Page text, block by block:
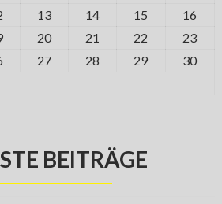
13 14 15
16
20 21 22
23
27 28 29
30
BEITRÄGE